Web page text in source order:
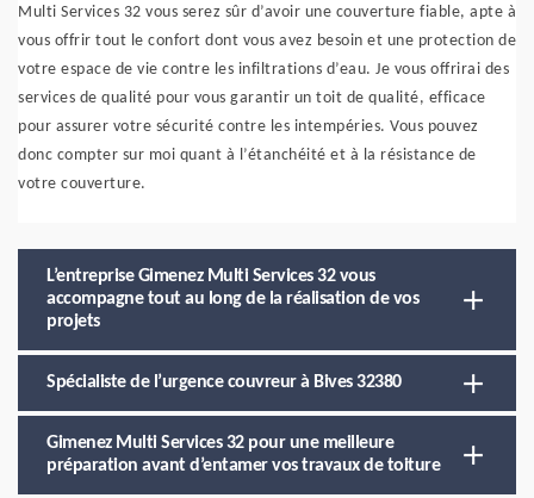
Multi Services 32 vous serez sûr d’avoir une couverture fiable, apte à
vous offrir tout le confort dont vous avez besoin et une protection de
votre espace de vie contre les infiltrations d’eau. Je vous offrirai des
services de qualité pour vous garantir un toit de qualité, efficace
pour assurer votre sécurité contre les intempéries. Vous pouvez
donc compter sur moi quant à l’étanchéité et à la résistance de
votre couverture.
L’entreprise Gimenez Multi Services 32 vous
accompagne tout au long de la réalisation de vos
projets
Spécialiste de l’urgence couvreur à Bives 32380
Gimenez Multi Services 32 pour une meilleure
préparation avant d’entamer vos travaux de toiture